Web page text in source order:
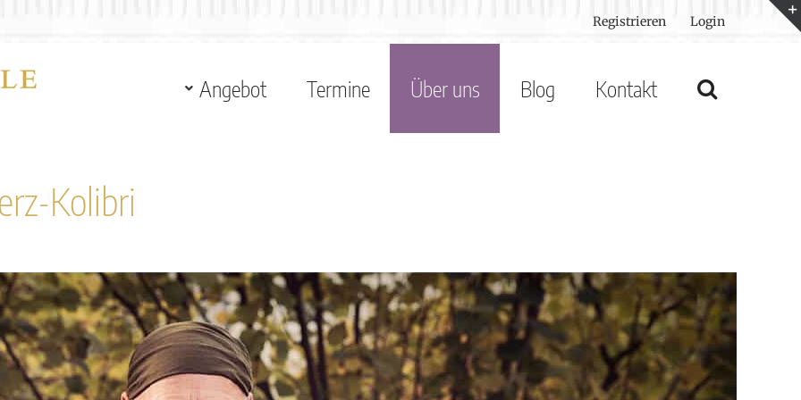
Registrieren Login
Angebot Termine Über uns Blog Kontakt
Kolibri